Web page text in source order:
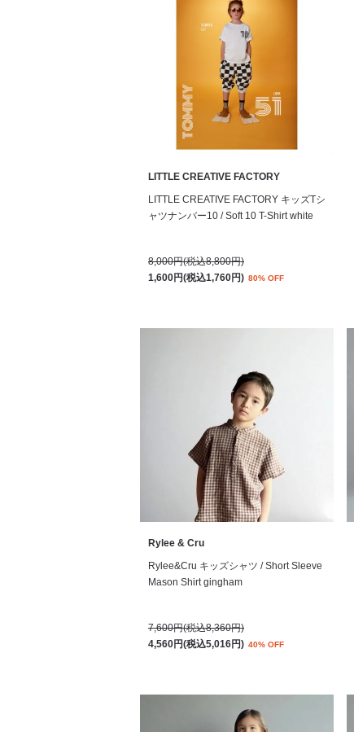
LITTLE CREATIVE FACTORY
LITTLE CREATIVE FACTORY キッズTシ
ャツナンバー10 / Soft 10 T-Shirt white
8,000円(税込8,800円)
1,600円(税込1,760円) 80% OFF
Rylee & Cru
Rylee&Cru キッズシャツ / Short Sleeve
Mason Shirt gingham
7,600円(税込8,360円)
4,560円(税込5,016円) 40% OFF